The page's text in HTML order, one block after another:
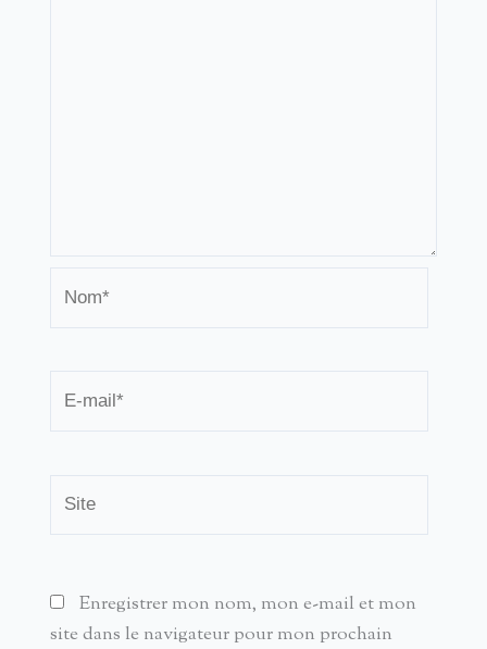
mail*
Enregistrer mon nom, mon e-mail et mon
site dans le navigateur pour mon prochain